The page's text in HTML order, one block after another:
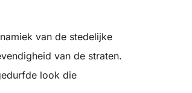
van de stedelijke
van de straten.
look die